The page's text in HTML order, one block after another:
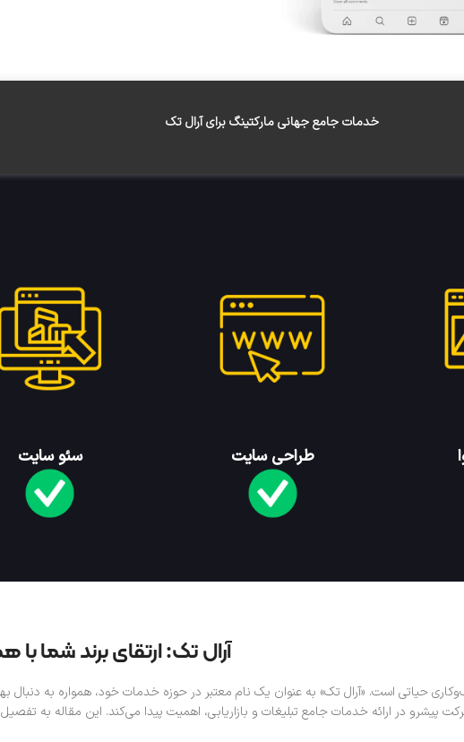
خدمات جامع جهانی مارکتینگ برای آرال تک
طراحی سایت سئو سایت
آرال تک: ارتقای برند شما
حیاتی است. «آرال تک» به عنوان یک نام معتبر در حوزه خدمات خود، همواره به دنبال
پیشرو در ارائه خدمات جامع تبلیغات و بازاریابی، اهمیت پیدا می‌کند. این مقاله به